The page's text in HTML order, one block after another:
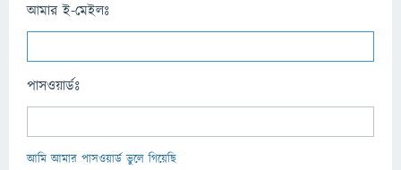
আমার ই-মেইলঃ
পাসওয়ার্ডঃ
আমি আমার পাসওয়ার্ড ভুলে গিয়েছি